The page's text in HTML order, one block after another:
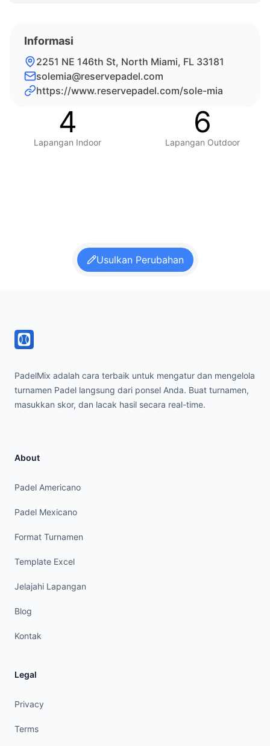
Informasi
2251 NE 146th St, North Miami, FL 33181
solemia@reservepadel.com
https://www.reservepadel.com/sole-mia
4
Lapangan Indoor
6
Lapangan Outdoor
Usulkan Perubahan
PadelMix adalah cara terbaik untuk mengatur dan mengelola
turnamen Padel langsung dari ponsel Anda. Buat turnamen,
masukkan skor, dan lacak hasil secara real-time.
About
Padel Americano
Padel Mexicano
Format Turnamen
Template Excel
Jelajahi Lapangan
Blog
Kontak
Legal
Privacy
Terms